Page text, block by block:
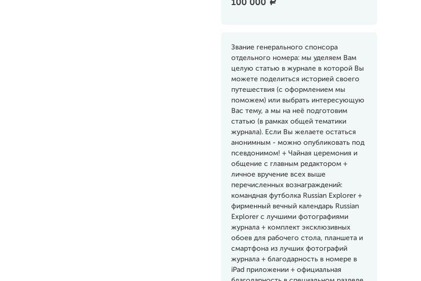
100 000 a
Звание генерального спонсора
отдельного номера: мы уделяем Вам
целую статью в журнале в которой Вы
можете поделиться историей своего
путешествия (с оформлением мы
поможем) или выбрать интересующую
Вас тему, а мы на неё подготовим
статью (в рамках общей тематики
журнала). Если Вы желаете остаться
анонимным - можно опубликовать под
псевдонимом! + Чайная церемония и
общение с главным редактором +
личное вручение всех выше
перечисленных вознаграждений:
командная футболка Russian Explorer +
фирменный вечный календарь Russian
Explorer с лучшими фотографиями
журнала + комплект эксклюзивных
обоев для рабочего стола, планшета и
смартфона из лучших фотографий
журнала + благодарность в номере в
iPad приложении + официальная